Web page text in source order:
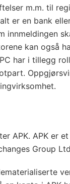
m.m. til
er en bank
innmeldingen
kan også
har i tillegg
APK. APK er
Group